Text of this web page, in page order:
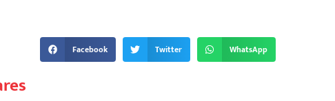
Facebook Twitter WhatsApp